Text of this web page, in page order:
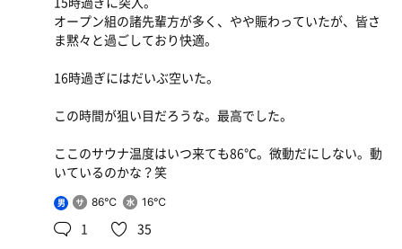
オープン組の諸先輩方が多く、やや賑わっていたが、皆さ
ま黙々と過ごしており快適。
16時過ぎにはだいぶ空いた。
この時間が狙い目だろうな。最高でした。
ここのサウナ温度はいつ来ても86℃。微動だにしない。動
いているのかな？笑
男 86℃ 16℃
1 35